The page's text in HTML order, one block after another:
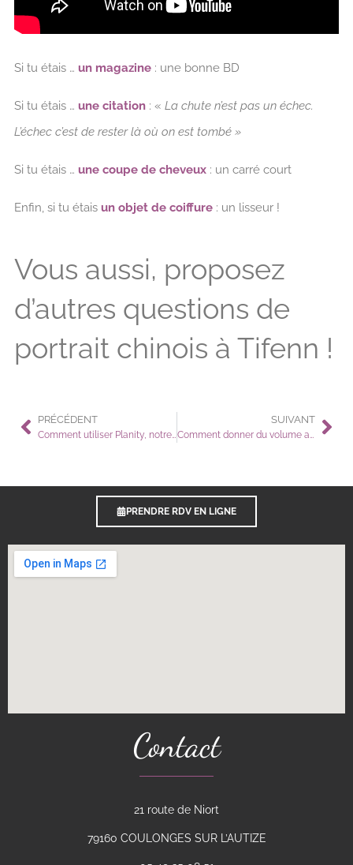
Si tu étais … un magazine : une bonne BD
Si tu étais … une citation : « La chute n’est pas un échec.
L’échec c’est de rester là où on est tombé »
Si tu étais … une coupe de cheveux : un carré court
Enfin, si tu étais un objet de coiffure : un lisseur !
Vous aussi, proposez
d’autres questions de
portrait chinois à Tifenn !
PRÉCÉDENT SUIVANT
PRENDRE RDV EN LIGNE
Contact
21 route de Niort
79160 COULONGES SUR L’AUTIZE